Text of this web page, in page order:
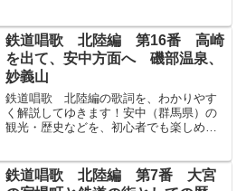
たす琵琶びわの海うみ大津おおつにかよ
ふ小蒸汽こじょうきは煙...
鉄道唱歌 北陸編 第16番 高崎
を出て、安中方面へ 磯部温泉、
妙義山
鉄道唱歌 北陸編の歌詞を、わかりやす
く解説してゆきます！安中（群馬県）の
観光・歴史などを、初心者でも楽しめる
つぎは磯部いそべの温泉塲おんせんば う
しろをゆくは碓氷川うす...
鉄道唱歌 北陸編 第7番 大宮